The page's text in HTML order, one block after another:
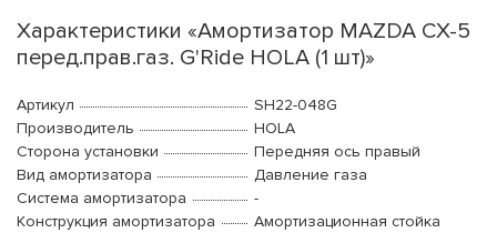
Характеристики «Амортизатор MAZDA CX-5
перед.прав.газ. G'Ride HOLA (1 шт)»
Артикул
SH22-048G
Производитель
HOLA
Сторона установки
Передняя ось правый
Вид амортизатора
Давление газа
Система амортизатора
-
Конструкция амортизатора
Амортизационная стойка